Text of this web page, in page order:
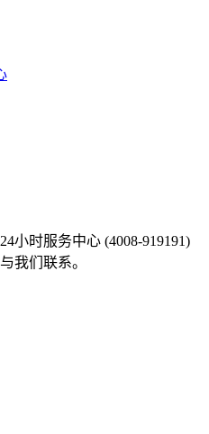
小时服务中心 (4008-919191)
我们联系。